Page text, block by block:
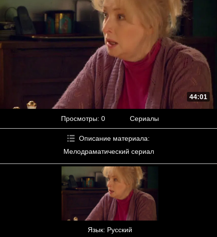
44:01
Просмотры: 0 Сериалы
Описание материала:
Мелодраматический сериал
Язык: Русский